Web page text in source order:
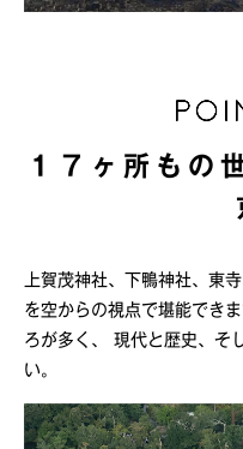
１７ヶ所もの
上賀茂神社、下鴨神社、東
を空からの視点で堪能できま
ろが多く、
現代と歴史、そ
い。